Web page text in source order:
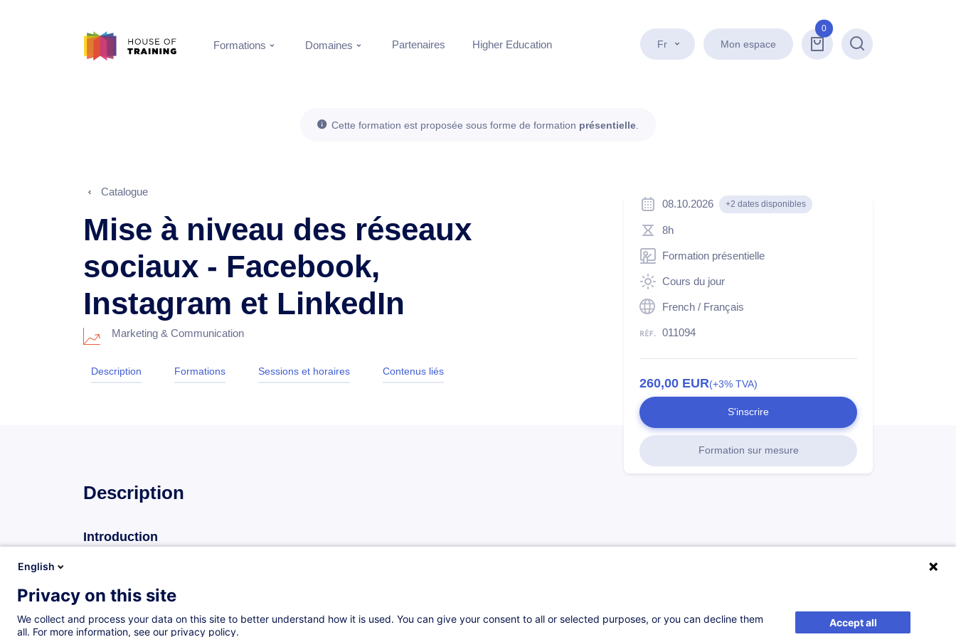
Fr Mon espace
0
Recherche
Formations Domaines Partenaires Higher Education
Cette formation est proposée sous forme de formation présentielle
Catalogue
Mise à niveau des réseaux
sociaux - Facebook,
Instagram et LinkedIn
Marketing & Communication
Description Formations Sessions et horaires Contenus liés
08.10.2026 +2 dates disponibles
8h
Formation présentielle
Cours du jour
French / Français
011094
260,00 EUR(+3% TVA)
S'inscrire
Formation sur mesure
Description
Introduction
cibler avec précision les audiences et offrant des possibilités de publicité et de vente en ligne. La
English
Privacy on this site
We collect and process your data on this site to better understand how it is used. You can give your consent to all or selected purposes, or you can decline them
all. For more information, see our privacy policy.
Accept all